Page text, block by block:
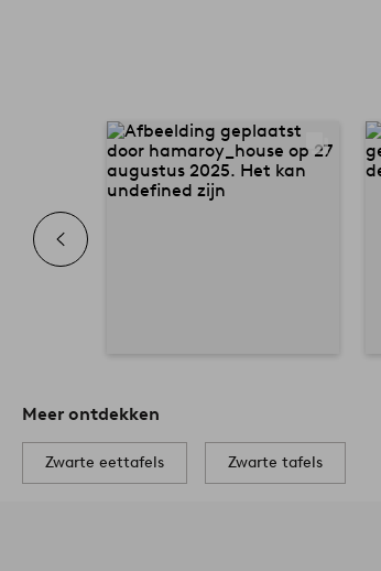
Meer ontdekken
Zwarte eettafels Zwarte tafels